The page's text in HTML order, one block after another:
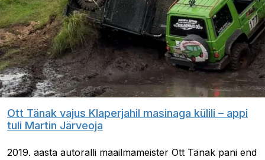
Ott Tänak vajus Klaperjahil masinaga külili – appi
tuli Martin Järveoja
2019. aasta autoralli maailmameister Ott Tänak pani end